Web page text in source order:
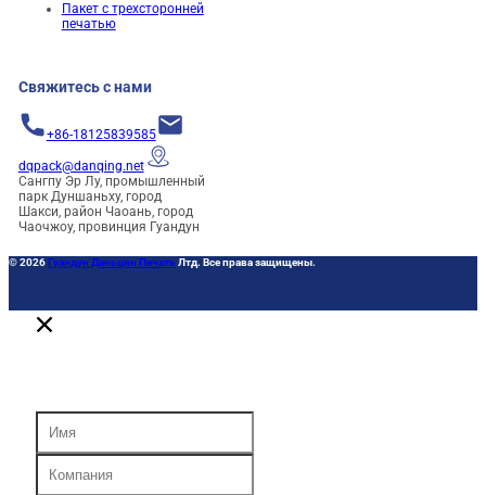
Пакет с трехсторонней
печатью
Свяжитесь с нами
+86-18125839585
dqpack@danqing.net
Сангпу Эр Лу, промышленный
парк Дуншаньху, город
Шакси, район Чаоань, город
Чаочжоу, провинция Гуандун
© 2026 Гуандун Даньцин ПечатьЛтд. Все права защищены.